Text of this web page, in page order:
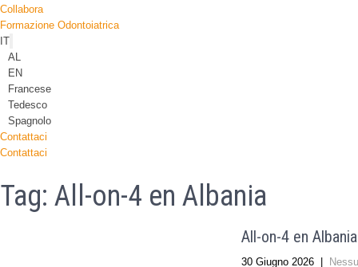
Collabora
Formazione Odontoiatrica
IT
AL
EN
Francese
Tedesco
Spagnolo
Contattaci
Contattaci
Tag: All-on-4 en Albania
All-on-4 en
30 Giugno 2026 |